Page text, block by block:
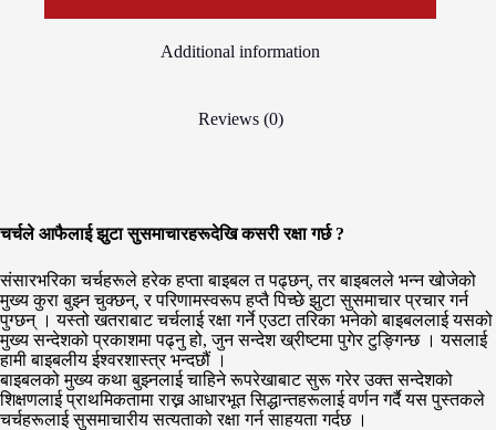
Additional information
Reviews (0)
चर्चले आफैलाई झुटा सुसमाचारहरूदेखि कसरी रक्षा गर्छ ?
संसारभरिका चर्चहरूले हरेक हप्ता बाइबल त पढ्छन्, तर बाइबलले भन्न खोजेको
मुख्य कुरा बुझ्न चुक्छन्, र परिणामस्वरूप हप्तै पिच्छे झुटा सुसमाचार प्रचार गर्न
पुग्छन् । यस्तो खतराबाट चर्चलाई रक्षा गर्ने एउटा तरिका भनेको बाइबललाई यसको
मुख्य सन्देशको प्रकाशमा पढ्नु हो, जुन सन्देश ख्रीष्टमा पुगेर टुङ्गिन्छ । यसलाई
हामी बाइबलीय ईश्वरशास्त्र भन्दछौं ।
बाइबलको मुख्य कथा बुझ्नलाई चाहिने रूपरेखाबाट सुरू गरेर उक्त सन्देशको
शिक्षणलाई प्राथमिकतामा राख्न आधारभूत सिद्धान्तहरूलाई वर्णन गर्दै यस पुस्तकले
चर्चहरूलाई सुसमाचारीय सत्यताको रक्षा गर्न साहयता गर्दछ ।